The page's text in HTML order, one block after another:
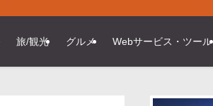
旅/観光 グルメ Webサービス・ツール